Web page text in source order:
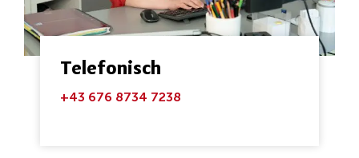
Telefonisch
+43 676 8734 7238